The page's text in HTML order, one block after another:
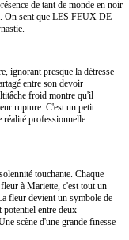
de tant de monde en noir
On sent que LES FEUX DE
ignorant presque la détresse
entre son devoir
froid montre qu'il
rupture. C'est un petit
réalité professionnelle
touchante. Chaque
à Mariette, c'est tout un
fleur devient un symbole de
potentiel entre deux
scène d'une grande finesse